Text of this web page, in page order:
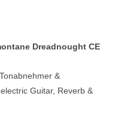
Dreadnought CE
&
Guitar, Reverb &